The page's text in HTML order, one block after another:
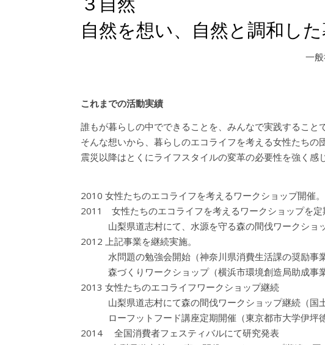
自然を想い、自然と調和し
一
これまでの活動実績
誰もが暮らしの中でできることを、みんなで実践すること
そんな想いから、暮らしのエコライフを考える女性たちの
震災以降はとくにライフスタイルの変革の必要性を強く感
2010 女性たちのエコライフを考えるワークショップ開催。
2011 女性たちのエコライフを考えるワークショップを定
山梨県道志村にて、水源を守る森の間伐ワークシ
2012 上記事業を継続実施。
水問題の勉強会開始（神奈川県消費生活課の奨励事業
森づくりワークショップ（横浜市環境創造局助成事業
2013 女性たちのエコライフワークショップ継続
山梨県道志村にて森の間伐ワークショップ継続（国土
ローフットフード講座定期開催（東京都市大学伊坪徳
2014 全国消費者フェスティバルにて研究発表